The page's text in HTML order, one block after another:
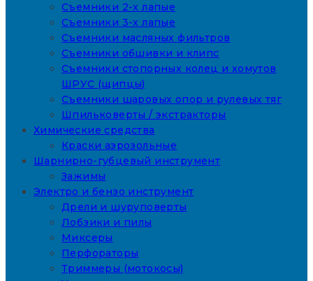
Съемники 2-х лапые
Съемники 3-х лапые
Съемники масляных фильтров
Съемники обшивки и клипс
Съемники стопорных колец и хомутов
ШРУС (щипцы)
Съемники шаровых опор и рулевых тяг
Шпильковерты / экстракторы
Химические средства
Краски аэрозольные
Шарнирно-губцевый инструмент
Зажимы
Электро и бензо инструмент
Дрели и шуруповерты
Лобзики и пилы
Миксеры
Перфораторы
Триммеры (мотокосы)